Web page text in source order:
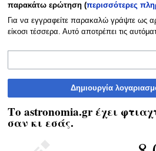
παρακάτω ερώτηση (περισσότερες
Για να εγγραφείτε παρακαλώ γράψτε ως
είκοσι τέσσερα. Αυτό αποτρέπει τις
Δημιουργία
Το astronomia.gr έχει
σαν κι εσάς.